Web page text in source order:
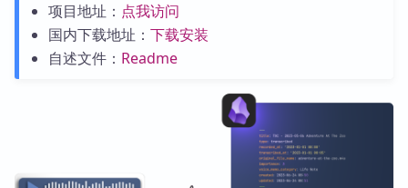
项目地址： 点我访问
国内下载地址： 下载安装
自述文件： Readme